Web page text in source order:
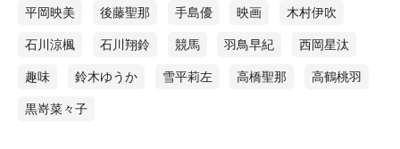
う石川翔鈴昼食中、談笑する小宮璃央と西岡星汰撮影本番はリラック
万全の感染症対策で撮影は行われたカット割りやセリフ等を入念に確
犬・ペロ 【取材・撮影】高山諒(プラチナムタイムズ編集部)
平岡映美 後藤聖那 手島優 映画 木村伊吹
石川涼楓 石川翔鈴 競馬 羽鳥早紀 西岡星汰
趣味 鈴木ゆうか 雪平莉左 高橋聖那 高鶴桃羽
黒嵜菜々子